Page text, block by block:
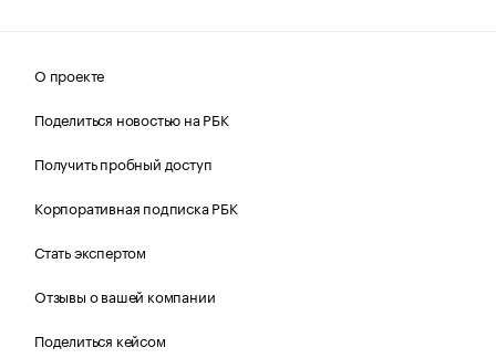
О проекте
Поделиться новостью на РБК
Получить пробный доступ
Корпоративная подписка РБК
Стать экспертом
Отзывы о вашей компании
Поделиться кейсом